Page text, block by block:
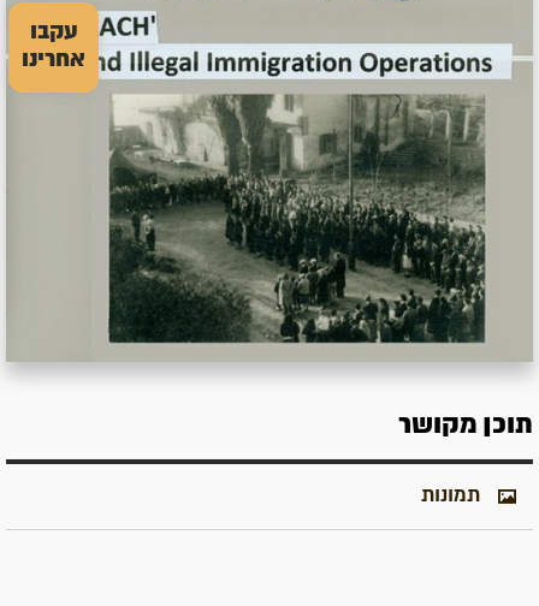
עקבו
אחרינו
תוכן מקושר
תמונות